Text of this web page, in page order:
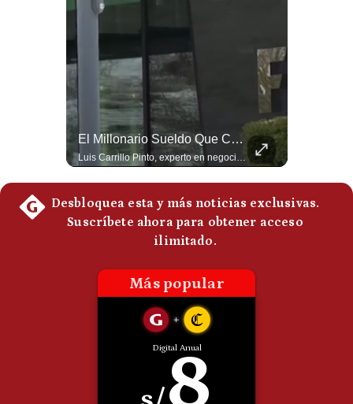
El Millonario Sueldo Que Casi Cobra Infantino Por La Nueva Empresa De La FIFA | #EnClaveEconómica